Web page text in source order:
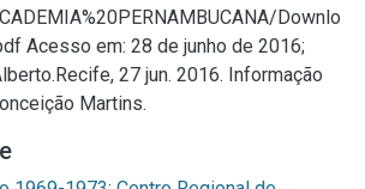
Downlo
Acesso em: 28 de junho de 2016;
27 jun. 2016. Informação
Martins.